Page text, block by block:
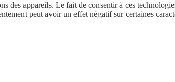
des appareils. Le fait de consentir à ces
peut avoir un effet négatif sur certaines